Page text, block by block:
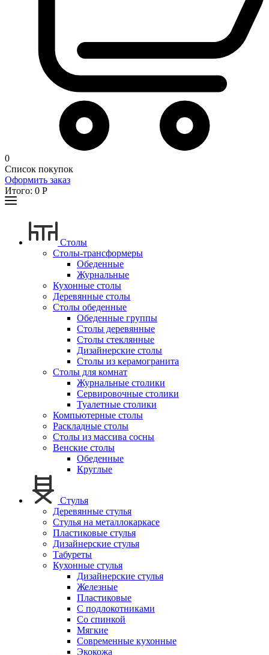
0
Список покупок
Оформить заказ
Итого: 0 Р
Столы
Столы-трансформеры
Обеденные
Журнальные
Кухонные столы
Деревянные столы
Столы обеденные
Обеденные группы
Столы деревянные
Столы стеклянные
Дизайнерские столы
Столы из керамогранита
Столы для комнат
Журнальные столики
Сервировочные столики
Туалетные столики
Компьютерные столы
Раскладные столы
Столы из массива сосны
Венские столы
Обеденные
Круглые
Стулья
Деревянные стулья
Стулья на металлокаркасе
Пластиковые стулья
Дизайнерские стулья
Табуреты
Кухонные стулья
Дизайнерские стулья
Железные
Пластиковые
С подлокотниками
Со спинкой
Мягкие
Современные кухонные
Экокожа